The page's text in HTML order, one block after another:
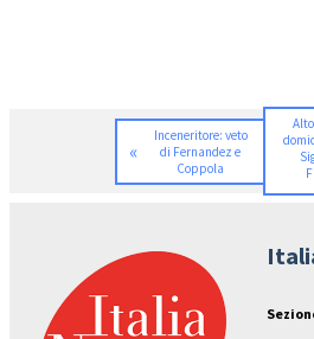
«
Inceneritore: veto
di Fernandez e
Coppola